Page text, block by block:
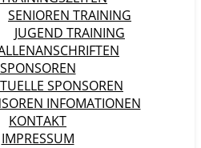
SENIOREN TRAINING
JUGEND TRAINING
SPONSOREN
SPONSOREN
INFOMATIONEN
KONTAKT
IMPRESSUM